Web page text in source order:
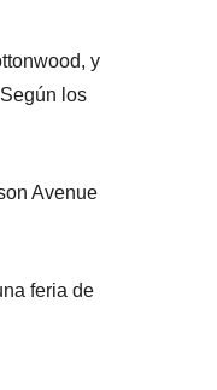
y
los
Avenue
feria de